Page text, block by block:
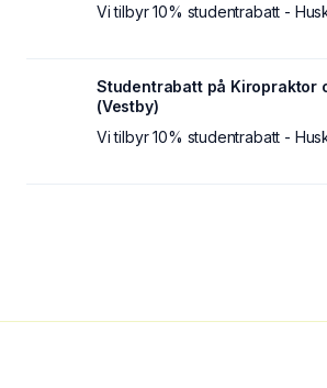
Vi tilbyr 10% studentrabatt -
Studentrabatt på Kiropraktor
(Vestby)
Vi tilbyr 10% studentrabatt -